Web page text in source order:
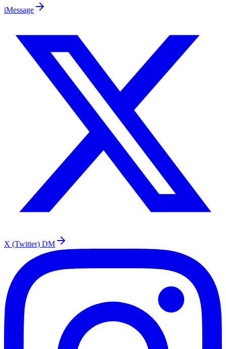
iMessage
X (Twitter) DM